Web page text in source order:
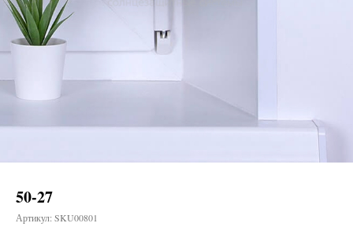
50-27
Артикул: SKU00801